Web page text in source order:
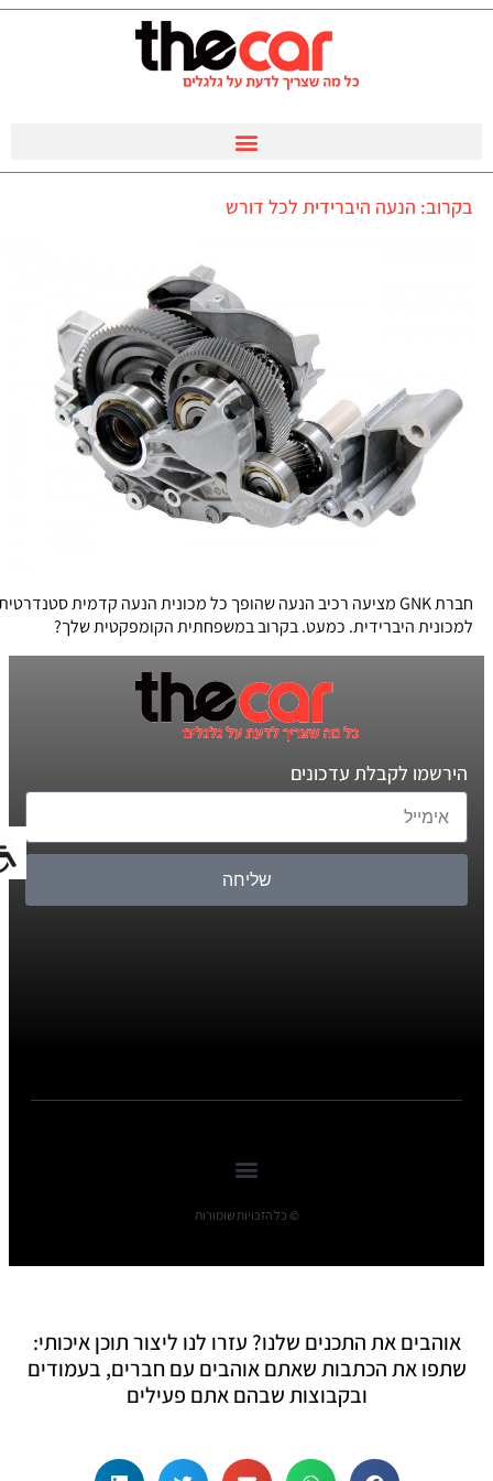
בקרוב: הנעה היברידית לכל דורש
חברת GNK מציעה רכיב הנעה שהופך כל מכונית הנעה קדמית סטנדרטית
למכונית היברידית. כמעט. בקרוב במשפחתית הקומפקטית שלך?
הירשמו לקבלת עדכונים
שליחה
© כל הזכויות שומורות
אוהבים את התכנים שלנו? עזרו לנו ליצור תוכן איכותי:
שתפו את הכתבות שאתם אוהבים עם חברים, בעמודים
ובקבוצות שבהם אתם פעילים